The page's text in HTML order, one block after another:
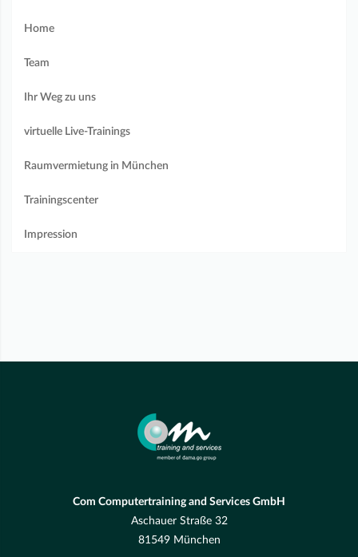
Home
Team
Ihr Weg zu uns
virtuelle Live-Trainings
Raumvermietung in München
Trainingscenter
Impression
Com Computertraining and Services GmbH
Aschauer Straße 32
81549 München